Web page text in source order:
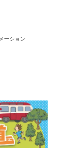
ーション